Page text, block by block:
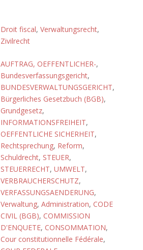
Droit fiscal, Verwaltungsrecht,
Zivilrecht
AUFTRAG, OEFFENTLICHER-,
Bundesverfassungsgericht,
BUNDESVERWALTUNGSGERICHT,
Bürgerliches Gesetzbuch (BGB),
Grundgesetz,
INFORMATIONSFREIHEIT,
OEFFENTLICHE SICHERHEIT,
Rechtsprechung, Reform,
Schuldrecht, STEUER,
STEUERRECHT, UMWELT,
VERBRAUCHERSCHUTZ,
VERFASSUNGSAENDERUNG,
Verwaltung, Administration, CODE
CIVIL (BGB), COMMISSION
D'ENQUETE, CONSOMMATION,
Cour constitutionnelle Fédérale,